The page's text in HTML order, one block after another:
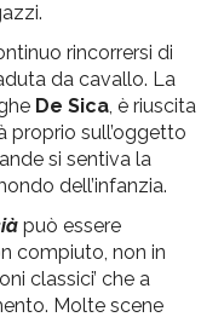
rincorrersi di
da cavallo. La
De Sica, è riuscita
proprio sull’oggetto
si sentiva la
dell’infanzia.
può essere
compiuto, non in
classici’ che a
Molte scene